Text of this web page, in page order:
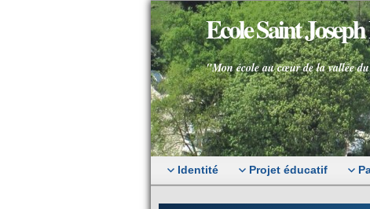
Ecole Saint
"Mon école au cœur de la vallée
Identité Projet éducatif